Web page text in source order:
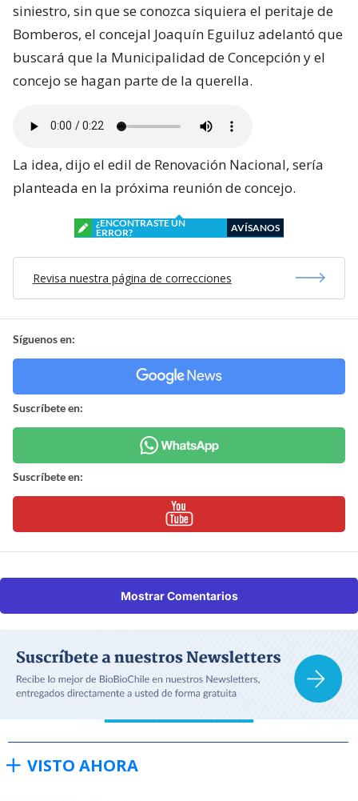
siniestro, sin que se conozca siquiera el peritaje de
Bomberos, el concejal Joaquín Eguiluz adelantó que
buscará que la Municipalidad de Concepción y el
concejo se hagan parte de la querella.
La idea, dijo el edil de Renovación Nacional, sería
planteada en la próxima reunión de concejo.
¿ENCONTRASTE UN
ERROR?
AVÍSANOS
Revisa nuestra página de correcciones
Síguenos en:
Suscríbete en:
Suscríbete en:
Mostrar Comentarios
VISTO AHORA